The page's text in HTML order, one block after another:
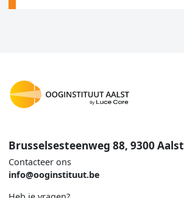
Brusselsesteenweg 88, 9300 Aalst
Contacteer ons
info@ooginstituut.be